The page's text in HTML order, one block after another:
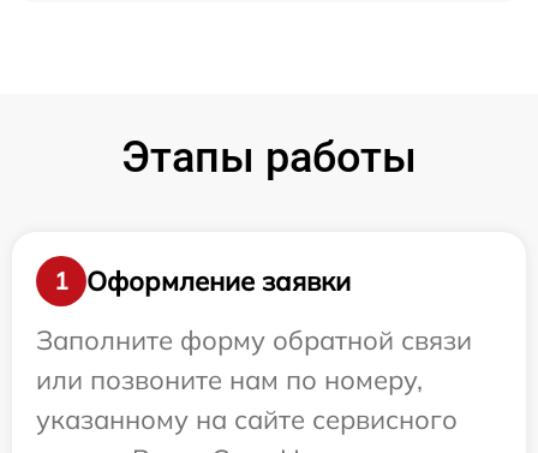
Этапы работы
1
Оформление заявки
Заполните форму обратной связи
или позвоните нам по номеру,
указанному на сайте сервисного